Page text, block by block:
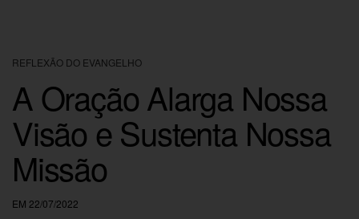
REFLEXÃO DO EVANGELHO
A Oração Alarga Nossa
Visão e Sustenta Nossa
Missão
EM 22/07/2022